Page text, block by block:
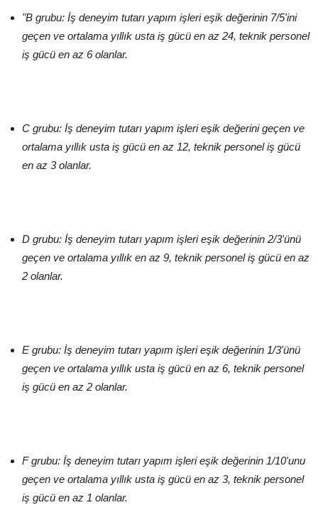
"B grubu: İş deneyim tutarı yapım işleri eşik değerinin 7/5'ini
geçen ve ortalama yıllık usta iş gücü en az 24, teknik personel
iş gücü en az 6 olanlar.
C grubu: İş deneyim tutarı yapım işleri eşik değerini geçen ve
ortalama yıllık usta iş gücü en az 12, teknik personel iş gücü
en az 3 olanlar.
D grubu: İş deneyim tutarı yapım işleri eşik değerinin 2/3'ünü
geçen ve ortalama yıllık en az 9, teknik personel iş gücü en az
2 olanlar.
E grubu: İş deneyim tutarı yapım işleri eşik değerinin 1/3'ünü
geçen ve ortalama yıllık usta iş gücü en az 6, teknik personel
iş gücü en az 2 olanlar.
F grubu: İş deneyim tutarı yapım işleri eşik değerinin 1/10'unu
geçen ve ortalama yıllık usta iş gücü en az 3, teknik personel
iş gücü en az 1 olanlar.